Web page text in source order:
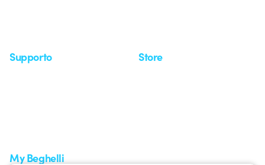
Supporto Store
My Beghelli